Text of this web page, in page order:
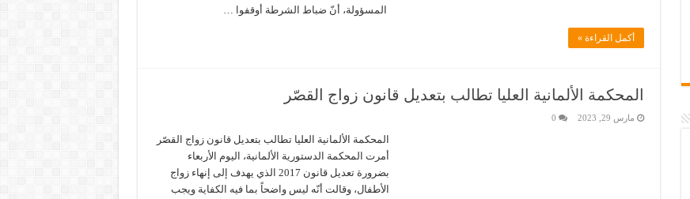
المسؤولة، أنّ ضباط الشرطة أوقفوا …
أكمل القراءة »
المحكمة الألمانية العليا تطالب بتعديل قانون زواج القصّر
مارس 29, 2023 0
المحكمة الألمانية العليا تطالب بتعديل قانون زواج القصّر
أمرت المحكمة الدستورية الألمانية، اليوم الأربعاء
بضرورة تعديل قانون 2017 الذي يهدف إلى إنهاء زواج
الأطفال، وقالت أنّه ليس واضحاً بما فيه الكفاية ويجب